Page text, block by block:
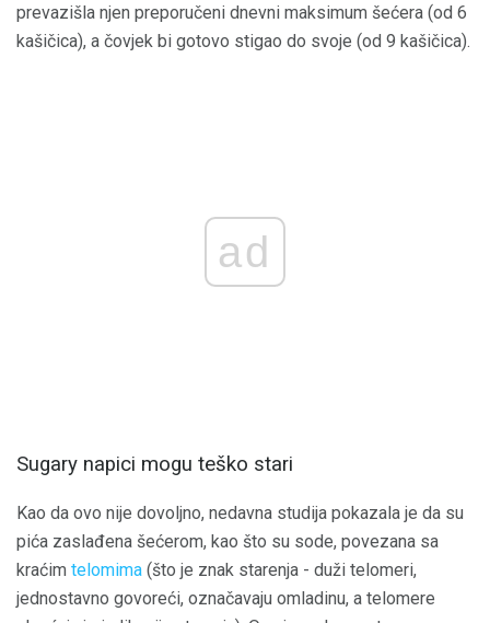
prevazišla njen preporučeni dnevni maksimum šećera (od 6
kašičica), a čovjek bi gotovo stigao do svoje (od 9 kašičica).
ad
Sugary napici mogu teško stari
Kao da ovo nije dovoljno, nedavna studija pokazala je da su
pića zaslađena šećerom, kao što su sode, povezana sa
kraćim telomima (što je znak starenja - duži telomeri,
jednostavno govoreći, označavaju omladinu, a telomere